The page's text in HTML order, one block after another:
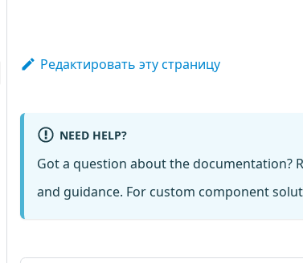
Редактировать эту страницу
NEED HELP?
Got a question about the documentation?
and guidance. For custom component